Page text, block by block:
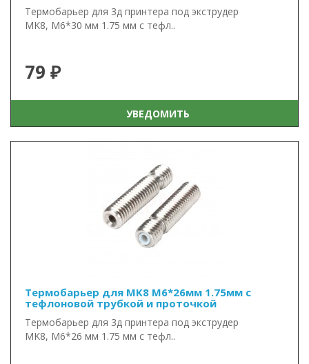
Термобарьер для 3д принтера под экструдер
MK8, М6*30 мм 1.75 мм с тефл..
79 ₽
УВЕДОМИТЬ
Термобарьер для MK8 М6*26мм 1.75мм с
тефлоновой трубкой и проточкой
Термобарьер для 3д принтера под экструдер
MK8, М6*26 мм 1.75 мм с тефл..